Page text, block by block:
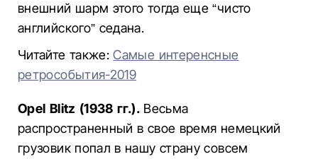
внешний шарм этого тогда еще “чисто
английского” седана.
Читайте также:Самые интеренсные
ретрособытия-2019
Opel Blitz (1938 гг.).Весьма
распространенный в свое время немецкий
грузовик попал в нашу страну совсем